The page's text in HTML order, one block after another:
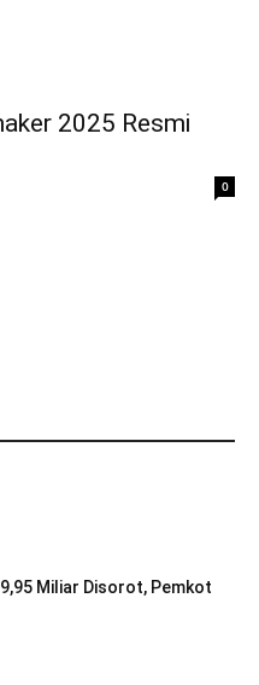
2025 Resmi
0
Miliar Disorot, Pemkot